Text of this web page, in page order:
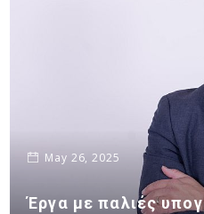
May 26, 2025
Έργα με παλιές